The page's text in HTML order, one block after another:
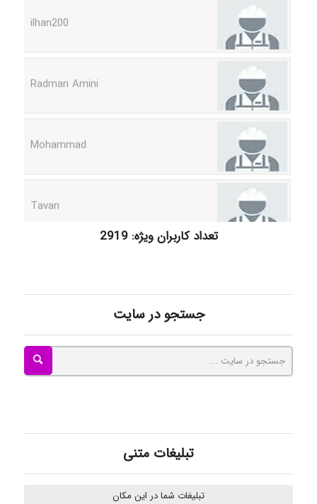
akhtar shahsavandi
kimiya zirakpoor
ayda habibnejad
Omid
تعداد کاربران ویژه: 2919
جستجو در سایت
تبلیغات متنی
تبلیغات شما در این مکان